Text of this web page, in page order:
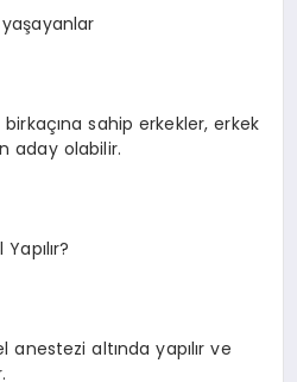
sahip erkekler, erkek
aday olabilir.
altında yapılır ve